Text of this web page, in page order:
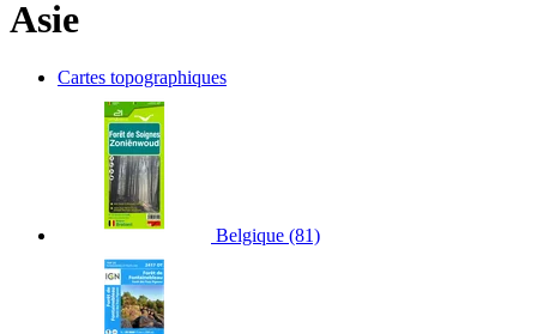
Asie
Cartes topographiques
Belgique (81)